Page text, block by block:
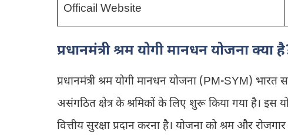
Officail Website
प्रधानमंत्री श्रम योगी मानधन योजना क्या
प्रधानमंत्री श्रम योगी मानधन योजना (PM-SYM)
असंगठित क्षेत्र के श्रमिकों के लिए शुरू किया गया है। इस
वित्तीय सुरक्षा प्रदान करना है। योजना को श्रम और